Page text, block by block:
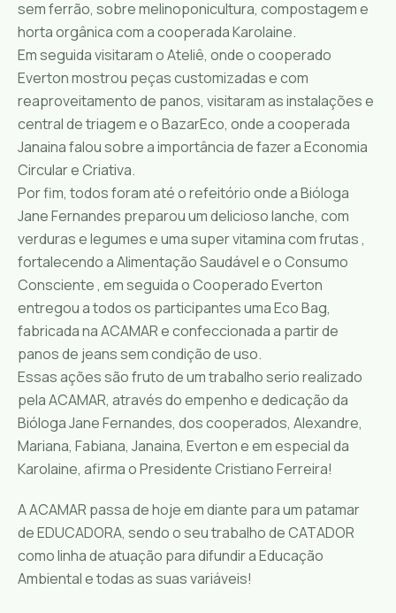
sem ferrão, sobre melinoponicultura, compostagem e
horta orgânica com a cooperada Karolaine.
Em seguida visitaram o Ateliê, onde o cooperado
Everton mostrou peças customizadas e com
reaproveitamento de panos, visitaram as instalações e
central de triagem e o BazarEco, onde a cooperada
Janaina falou sobre a importância de fazer a Economia
Circular e Criativa.
Por fim, todos foram até o refeitório onde a Bióloga
Jane Fernandes preparou um delicioso lanche, com
verduras e legumes e uma super vitamina com frutas ,
fortalecendo a Alimentação Saudável e o Consumo
Consciente , em seguida o Cooperado Everton
entregou a todos os participantes uma Eco Bag,
fabricada na ACAMAR e confeccionada a partir de
panos de jeans sem condição de uso.
Essas ações são fruto de um trabalho serio realizado
pela ACAMAR, através do empenho e dedicação da
Bióloga Jane Fernandes, dos cooperados, Alexandre,
Mariana, Fabiana, Janaina, Everton e em especial da
Karolaine, afirma o Presidente Cristiano Ferreira!
A ACAMAR passa de hoje em diante para um patamar
de EDUCADORA, sendo o seu trabalho de CATADOR
como linha de atuação para difundir a Educação
Ambiental e todas as suas variáveis!